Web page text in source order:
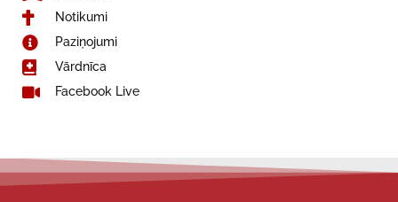
Notikumi
Paziņojumi
Vārdnīca
Facebook Live